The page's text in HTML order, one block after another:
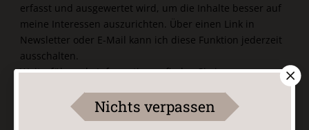
erfasst und ausgewertet wird, um die Inhalte besser auf
meine Interessen auszurichten. Über einen Link in
Newsletter oder E-Mail kann ich diese Funktion jederzeit
ausschalten.
Weiterführende Informationen finden Sie in unseren
Nichts verpassen